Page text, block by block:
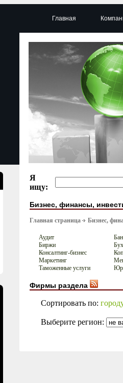
Главная
Я
ищу:
Бизнес, финансы,
Главная страница Бизнес,
Аудит
Биржи
Консалтинг-бизнес
Маркетинг
Таможенные услуги
Фирмы раздела
Сортировать по:
Выберите регион: